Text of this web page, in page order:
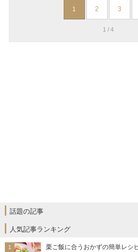
1 2 3
1 / 4
話題の記事
人気記事ランキング
栗ご飯に合うおかずの簡単レシ